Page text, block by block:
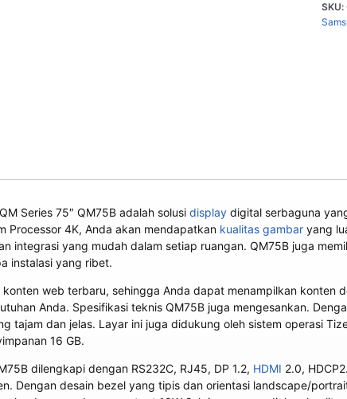
SKU:
QM Series 75″ QM75B adalah solusi display digital serbaguna
Processor 4K, Anda akan mendapatkan kualitas gambar yang
integrasi yang mudah dalam setiap ruangan. QM75B juga
instalasi yang ribet.
web terbaru, sehingga Anda dapat menampilkan
Anda. Spesifikasi teknis QM75B juga mengesankan.
tajam dan jelas. Layar ini juga didukung oleh sistem operasi
16 GB.
dilengkapi dengan RS232C, RJ45, DP 1.2, HDMI 2.0,
Dengan desain bezel yang tipis dan orientasi landscape/